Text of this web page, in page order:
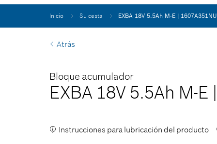
Inicio Su cesta EXBA 18V 5.5Ah M-E | 1607A351NU
Atrás
Bloque acumulador
EXBA 18V 5.5Ah M-E
Instrucciones para lubricación del producto